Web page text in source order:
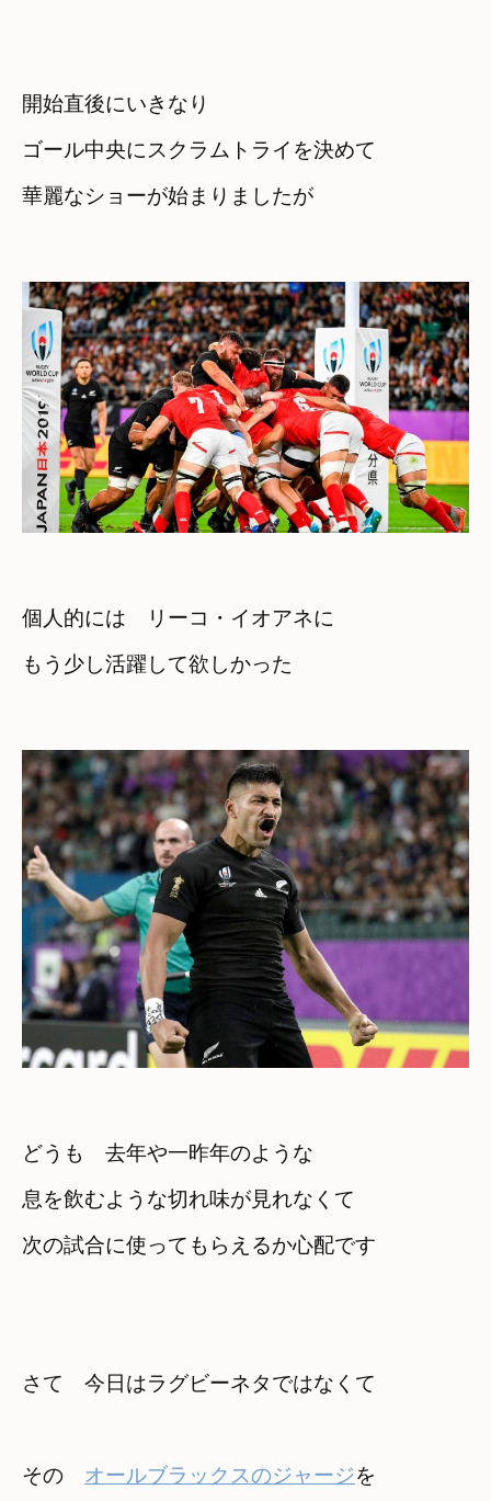
開始直後にいきなり
ゴール中央にスクラムトライを決めて
華麗なショーが始まりましたが
個人的には　リーコ・イオアネに
もう少し活躍して欲しかった
どうも　去年や一昨年のような
息を飲むような切れ味が見れなくて
次の試合に使ってもらえるか心配です
さて　今日はラグビーネタではなくて
その オールブラックスのジャージを